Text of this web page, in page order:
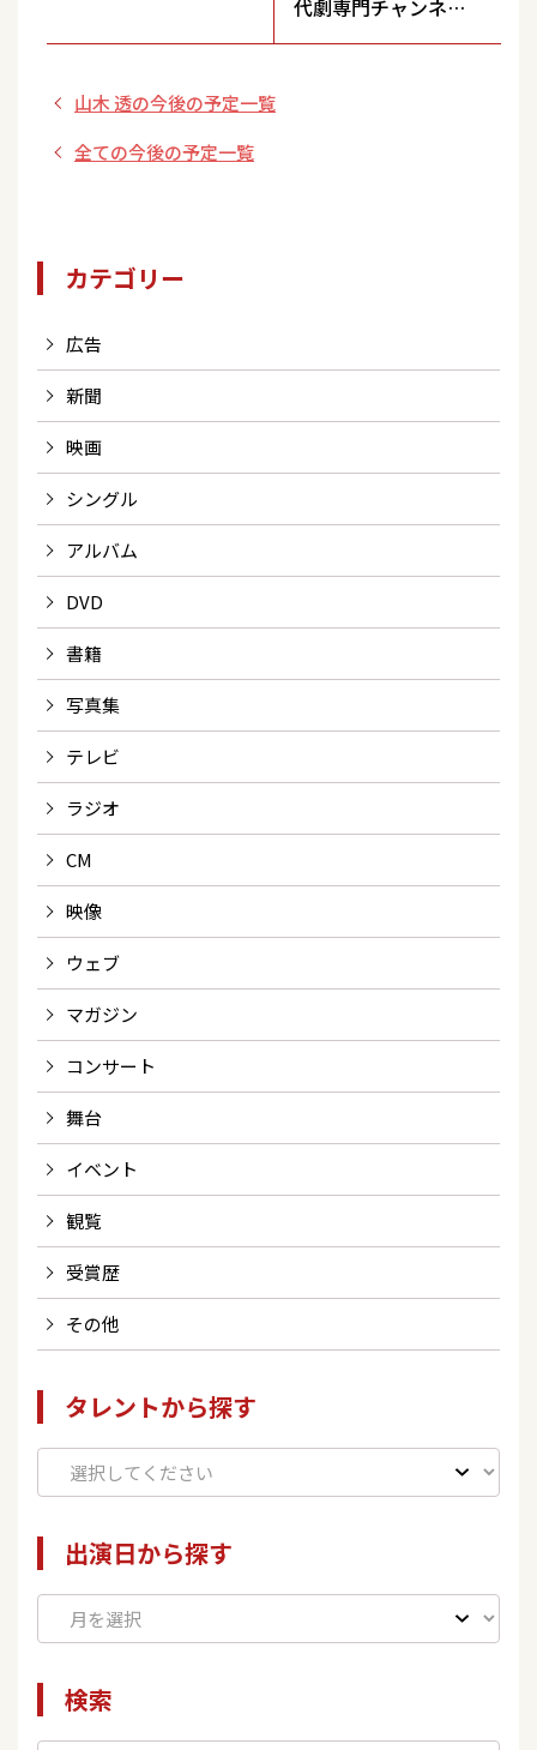
代劇専門チャンネ
ル）
山木 透の今後の予定一覧
全ての今後の予定一覧
カテゴリー
広告
新聞
映画
シングル
アルバム
DVD
書籍
写真集
テレビ
ラジオ
CM
映像
ウェブ
マガジン
コンサート
舞台
イベント
観覧
受賞歴
その他
タレントから探す
出演日から探す
検索